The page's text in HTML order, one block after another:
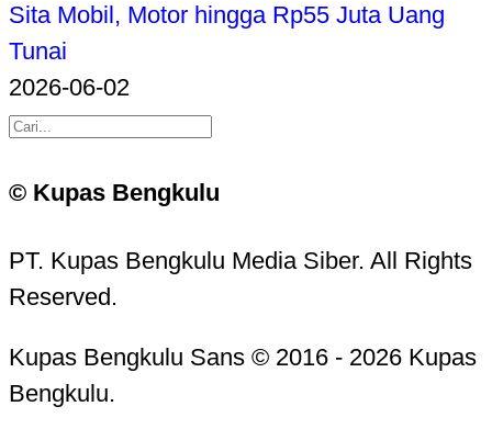
Sita Mobil, Motor hingga Rp55 Juta Uang
Tunai
2026-06-02
© Kupas Bengkulu
PT. Kupas Bengkulu Media Siber. All Rights
Reserved.
Kupas Bengkulu Sans © 2016 - 2026 Kupas
Bengkulu.